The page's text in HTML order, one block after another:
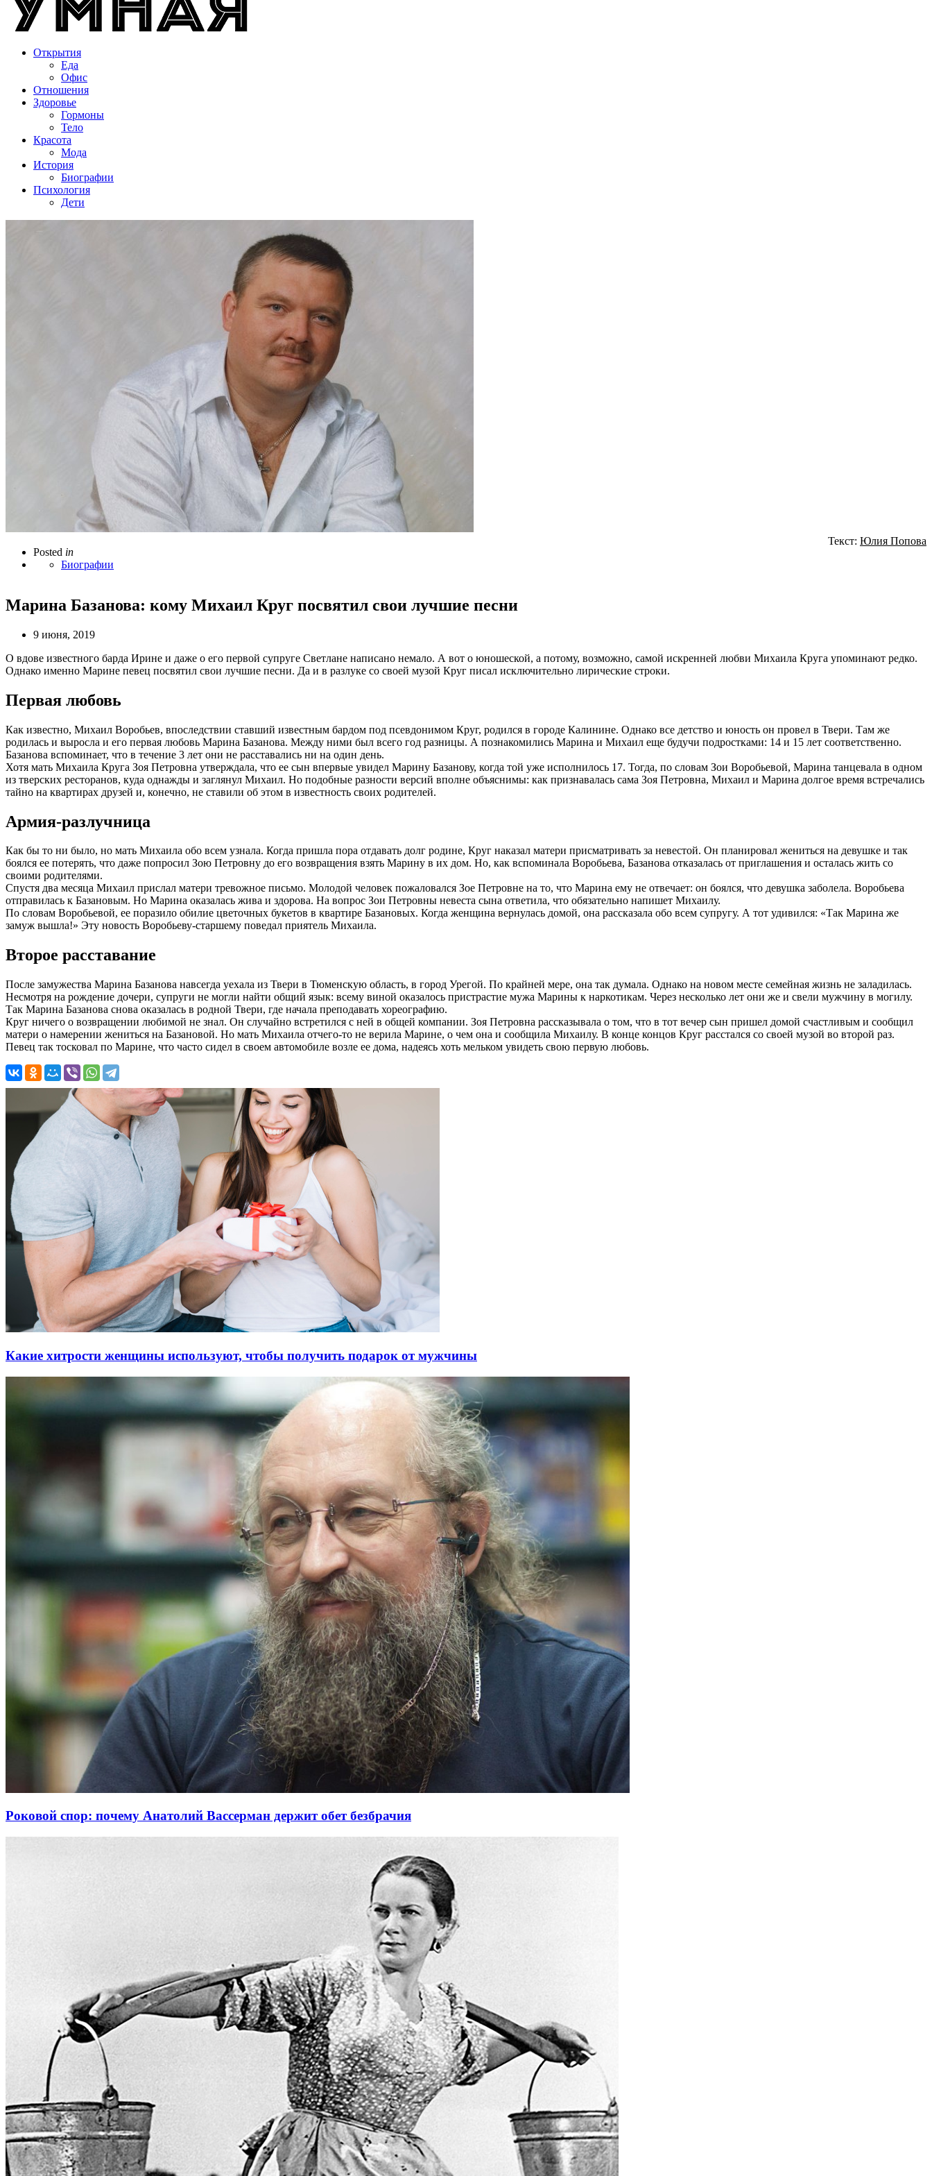
Открытия
Еда
Офис
Отношения
Здоровье
Гормоны
Тело
Красота
Мода
История
Биографии
Психология
Дети
Posted in
Биографии
Текст: Юлия Попова
Марина Базанова: кому Михаил Круг посвятил свои лучшие песни
9 июня, 2019
О вдове известного барда Ирине и даже о его первой супруге Светлане написано немало. А вот о юношеской, а потому, возможно, самой искренней любви Михаила Круга упоминают редко.
Однако именно Марине певец посвятил свои лучшие песни. Да и в разлуке со своей музой Круг писал исключительно лирические строки.
Первая любовь
Как известно, Михаил Воробьев, впоследствии ставший известным бардом под псевдонимом Круг, родился в городе Калинине. Однако все детство и юность он провел в Твери. Там же
родилась и выросла и его первая любовь Марина Базанова. Между ними был всего год разницы. А познакомились Марина и Михаил еще будучи подростками: 14 и 15 лет соответственно.
Базанова вспоминает, что в течение 3 лет они не расставались ни на один день.
Хотя мать Михаила Круга Зоя Петровна утверждала, что ее сын впервые увидел Марину Базанову, когда той уже исполнилось 17. Тогда, по словам Зои Воробьевой, Марина танцевала в одном
из тверских ресторанов, куда однажды и заглянул Михаил. Но подобные разности версий вполне объяснимы: как признавалась сама Зоя Петровна, Михаил и Марина долгое время встречались
тайно на квартирах друзей и, конечно, не ставили об этом в известность своих родителей.
Армия-разлучница
Как бы то ни было, но мать Михаила обо всем узнала. Когда пришла пора отдавать долг родине, Круг наказал матери присматривать за невестой. Он планировал жениться на девушке и так
боялся ее потерять, что даже попросил Зою Петровну до его возвращения взять Марину в их дом. Но, как вспоминала Воробьева, Базанова отказалась от приглашения и осталась жить со
своими родителями.
Спустя два месяца Михаил прислал матери тревожное письмо. Молодой человек пожаловался Зое Петровне на то, что Марина ему не отвечает: он боялся, что девушка заболела. Воробьева
отправилась к Базановым. Но Марина оказалась жива и здорова. На вопрос Зои Петровны невеста сына ответила, что обязательно напишет Михаилу.
По словам Воробьевой, ее поразило обилие цветочных букетов в квартире Базановых. Когда женщина вернулась домой, она рассказала обо всем супругу. А тот удивился: «Так Марина же
замуж вышла!» Эту новость Воробьеву-старшему поведал приятель Михаила.
Второе расставание
После замужества Марина Базанова навсегда уехала из Твери в Тюменскую область, в город Урегой. По крайней мере, она так думала. Однако на новом месте семейная жизнь не заладилась.
Несмотря на рождение дочери, супруги не могли найти общий язык: всему виной оказалось пристрастие мужа Марины к наркотикам. Через несколько лет они же и свели мужчину в могилу.
Так Марина Базанова снова оказалась в родной Твери, где начала преподавать хореографию.
Круг ничего о возвращении любимой не знал. Он случайно встретился с ней в общей компании. Зоя Петровна рассказывала о том, что в тот вечер сын пришел домой счастливым и сообщил
матери о намерении жениться на Базановой. Но мать Михаила отчего-то не верила Марине, о чем она и сообщила Михаилу. В конце концов Круг расстался со своей музой во второй раз.
Певец так тосковал по Марине, что часто сидел в своем автомобиле возле ее дома, надеясь хоть мельком увидеть свою первую любовь.
Какие хитрости женщины используют, чтобы получить подарок от мужчины
Роковой спор: почему Анатолий Вассерман держит обет безбрачия